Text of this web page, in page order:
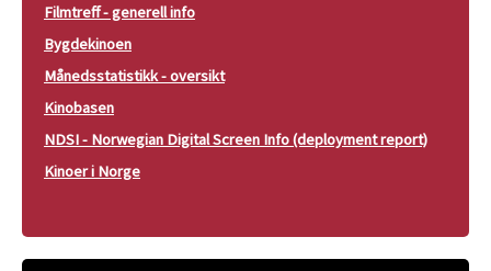
Filmtreff - generell info
Bygdekinoen
Månedsstatistikk - oversikt
Kinobasen
NDSI - Norwegian Digital Screen Info (deployment report)
Kinoer i Norge